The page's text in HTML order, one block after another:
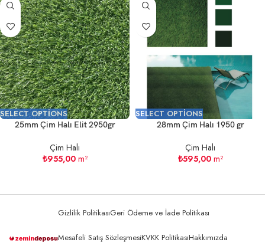
SELECT OPTIONS
25mm Çim Halı Elit 2950gr
Çim Halı
₺955,00m²
SELECT OPTIONS
28mm Çim Halı 1950 gr
Çim Halı
₺595,00m²
Gizlilik PolitikasıGeri Ödeme ve İade Politikası
Mesafeli Satış SözleşmesiKVKK PolitikasıHakkımızda